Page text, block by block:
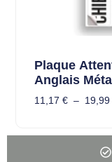
Plaque
Anglais
11,17 € – 19,99